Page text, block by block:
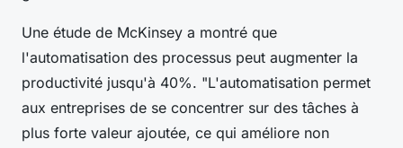
Une étude de McKinsey a montré que
l'automatisation des processus peut augmenter la
productivité jusqu'à 40%. "L'automatisation permet
aux entreprises de se concentrer sur des tâches à
plus forte valeur ajoutée, ce qui améliore non